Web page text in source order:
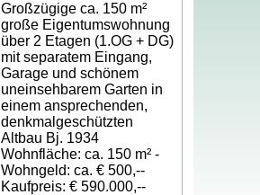
Großzügige ca. 150 m²
große Eigentumswohnung
über 2 Etagen (1.OG + DG)
mit separatem Eingang,
Garage und schönem
uneinsehbarem Garten in
einem ansprechenden,
denkmalgeschützten
Altbau Bj. 1934
Wohnfläche: ca. 150 m² -
Wohngeld: ca. € 500,--
Kaufpreis: € 590.000,--